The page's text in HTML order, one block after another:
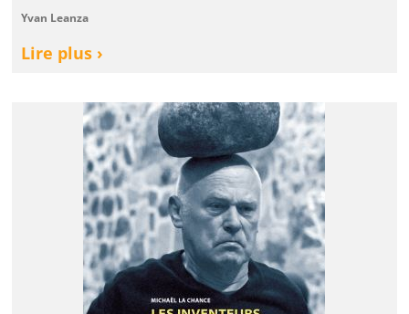
Yvan Leanza
Lire plus ›